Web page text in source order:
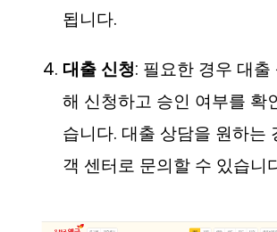
됩니다.
대출 신청: 필요한 경우 대출
해 신청하고 승인 여부를 확
습니다. 대출 상담을 원하는
객 센터로 문의할 수 있습니